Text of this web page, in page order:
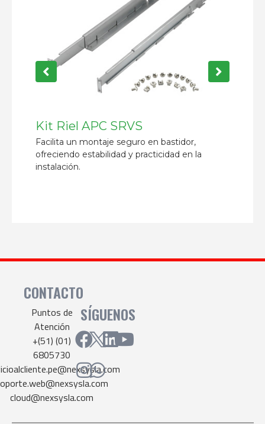
Kit Riel APC SRVS
Facilita un montaje seguro en bastidor,
ofreciendo estabilidad y practicidad en la
instalación.
CONTACTO
Puntos de
Atención
+(51) (01)
6805730
cloud@nexsysla.com
SÍGUENOS